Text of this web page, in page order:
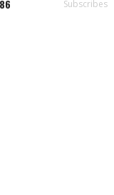
Subscribes